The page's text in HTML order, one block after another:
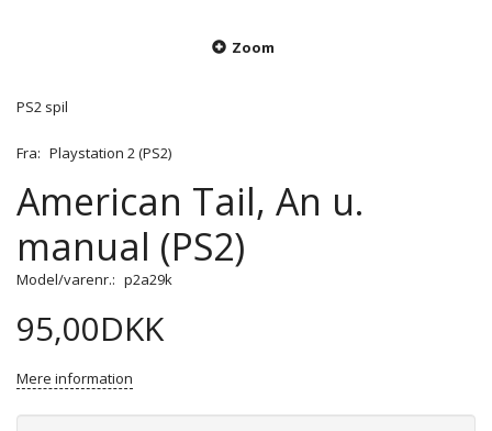
Zoom
PS2 spil
Fra: Playstation 2 (PS2)
American Tail, An u.
manual (PS2)
Model/varenr.: p2a29k
95,00DKK
Mere information